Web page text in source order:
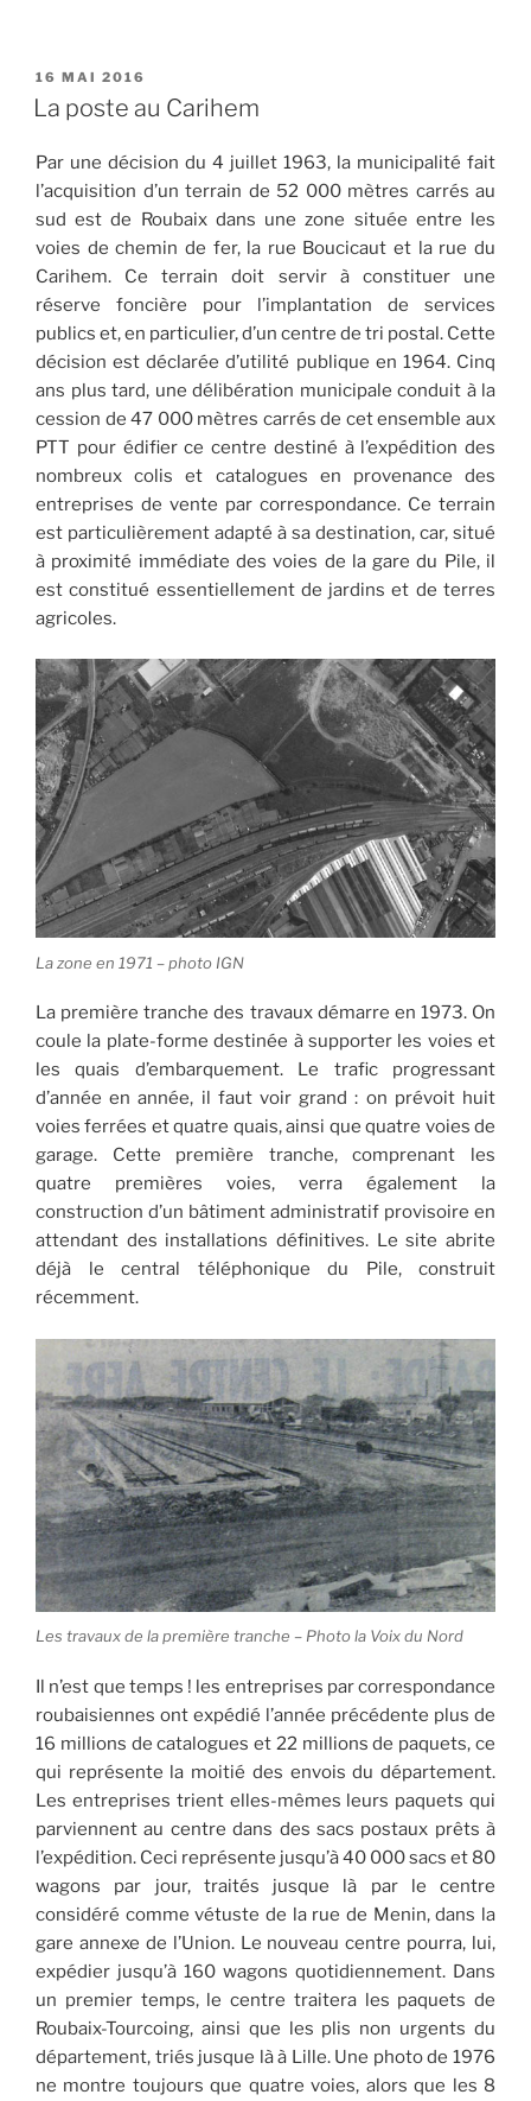
PUBLIÉ
LE
16 MAI 2016
La poste au Carihem
Par une décision du 4 juillet 1963, la municipalité fait
l’acquisition d’un terrain de 52 000 mètres carrés au
sud est de Roubaix dans une zone située entre les
voies de chemin de fer, la rue Boucicaut et la rue du
Carihem. Ce terrain doit servir à constituer une
réserve foncière pour l’implantation de services
publics et, en particulier, d’un centre de tri postal. Cette
décision est déclarée d’utilité publique en 1964. Cinq
ans plus tard, une délibération municipale conduit à la
cession de 47 000 mètres carrés de cet ensemble aux
PTT pour édifier ce centre destiné à l’expédition des
nombreux colis et catalogues en provenance des
entreprises de vente par correspondance. Ce terrain
est particulièrement adapté à sa destination, car, situé
à proximité immédiate des voies de la gare du Pile, il
est constitué essentiellement de jardins et de terres
agricoles.
La zone en 1971 – photo IGN
La première tranche des travaux démarre en 1973. On
coule la plate-forme destinée à supporter les voies et
les quais d’embarquement. Le trafic progressant
d’année en année, il faut voir grand : on prévoit huit
voies ferrées et quatre quais, ainsi que quatre voies de
garage. Cette première tranche, comprenant les
quatre premières voies, verra également la
construction d’un bâtiment administratif provisoire en
attendant des installations définitives. Le site abrite
déjà le central téléphonique du Pile, construit
récemment.
Les travaux de la première tranche – Photo la Voix du Nord
Il n’est que temps ! les entreprises par correspondance
roubaisiennes ont expédié l’année précédente plus de
16 millions de catalogues et 22 millions de paquets, ce
qui représente la moitié des envois du département.
Les entreprises trient elles-mêmes leurs paquets qui
parviennent au centre dans des sacs postaux prêts à
l’expédition. Ceci représente jusqu’à 40 000 sacs et 80
wagons par jour, traités jusque là par le centre
considéré comme vétuste de la rue de Menin, dans la
gare annexe de l’Union. Le nouveau centre pourra, lui,
expédier jusqu’à 160 wagons quotidiennement. Dans
un premier temps, le centre traitera les paquets de
Roubaix-Tourcoing, ainsi que les plis non urgents du
département, triés jusque là à Lille. Une photo de 1976
ne montre toujours que quatre voies, alors que les 8